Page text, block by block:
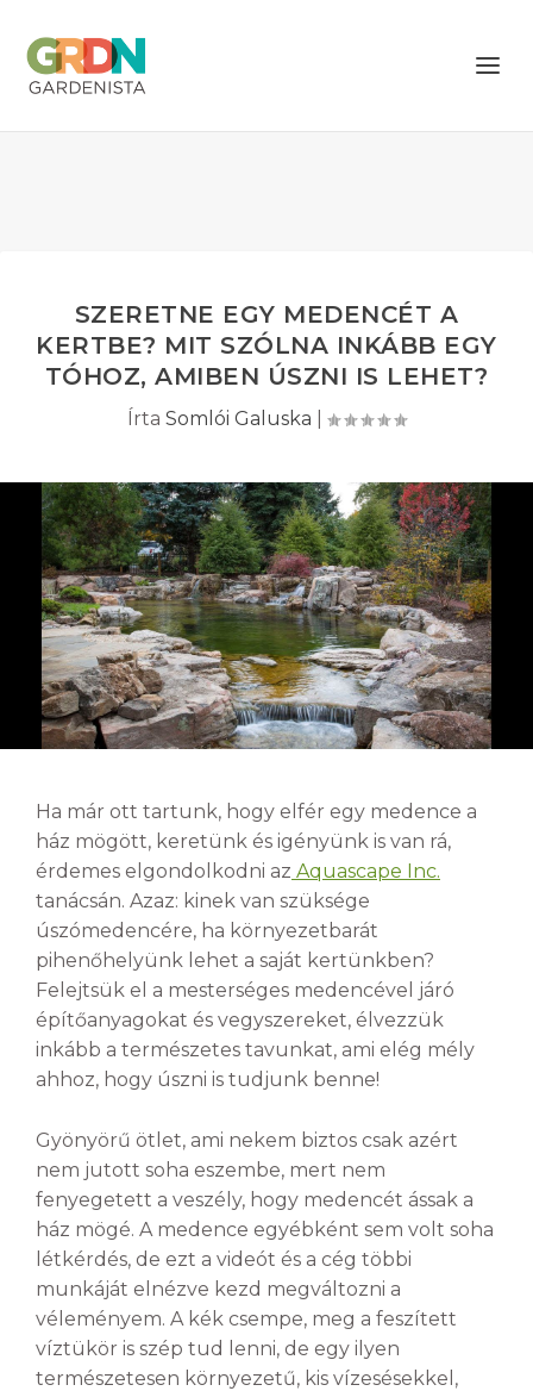
SZERETNE EGY MEDENCÉT A
KERTBE? MIT SZÓLNA INKÁBB EGY
TÓHOZ, AMIBEN ÚSZNI IS LEHET?
Írta Somlói Galuska
Ha már ott tartunk, hogy elfér egy medence a
ház mögött, keretünk és igényünk is van rá,
érdemes elgondolkodni az Aquascape Inc.
tanácsán. Azaz: kinek van szüksége
úszómedencére, ha környezetbarát
pihenőhelyünk lehet a saját kertünkben?
Felejtsük el a mesterséges medencével járó
építőanyagokat és vegyszereket, élvezzük
inkább a természetes tavunkat, ami elég mély
ahhoz, hogy úszni is tudjunk benne!
Gyönyörű ötlet, ami nekem biztos csak azért
nem jutott soha eszembe, mert nem
fenyegetett a veszély, hogy medencét ássak a
ház mögé. A medence egyébként sem volt soha
létkérdés, de ezt a videót és a cég többi
munkáját elnézve kezd megváltozni a
véleményem. A kék csempe, meg a feszített
víztükör is szép tud lenni, de egy ilyen
természetesen környezetű, kis vízesésekkel,